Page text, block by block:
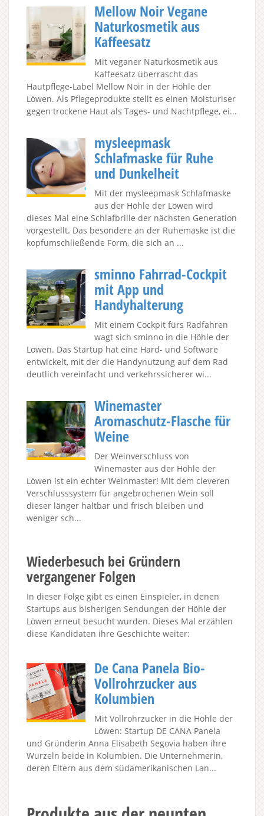
Mellow Noir Vegane
Naturkosmetik aus
Kaffeesatz
Mit veganer Naturkosmetik aus
Kaffeesatz überrascht das
Hautpflege-Label Mellow Noir in der Höhle der
Löwen. Als Pflegeprodukte stellt es einen Moisturiser
gegen trockene Haut als Tages- und Nachtpflege, ei...
mysleepmask
Schlafmaske für Ruhe
und Dunkelheit
Mit der mysleepmask Schlafmaske
aus der Höhle der Löwen wird
dieses Mal eine Schlafbrille der nächsten Generation
vorgestellt. Das besondere an der Ruhemaske ist die
kopfumschließende Form, die sich an ...
sminno Fahrrad-Cockpit
mit App und
Handyhalterung
Mit einem Cockpit fürs Radfahren
wagt sich sminno in die Höhle der
Löwen. Das Startup hat eine Hard- und Software
entwickelt, mit der die Handynutzung auf dem Rad
deutlich vereinfacht und verkehrssicherer wi...
Winemaster
Aromaschutz-Flasche für
Weine
Der Weinverschluss von
Winemaster aus der Höhle der
Löwen ist ein echter Weinmaster! Mit dem cleveren
Verschlusssystem für angebrochenen Wein soll
dieser länger haltbar und frisch bleiben und
weniger sch...
Wiederbesuch bei Gründern
vergangener Folgen
In dieser Folge gibt es einen Einspieler, in denen
Startups aus bisherigen Sendungen der Höhle der
Löwen erneut besucht wurden. Dieses Mal erzählen
diese Kandidaten ihre Geschichte weiter:
De Cana Panela Bio-
Vollrohrzucker aus
Kolumbien
Mit Vollrohrzucker in die Höhle der
Löwen: Startup DE CANA Panela
und Gründerin Anna Elisabeth Segovia haben ihre
Wurzeln beide in Kolumbien. Die Unternehmerin,
deren Eltern aus dem südamerikanischen Lan...